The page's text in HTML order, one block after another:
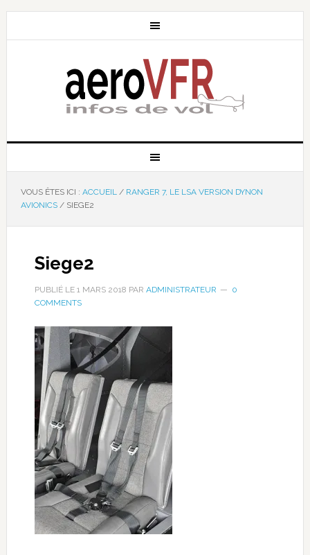
VOUS ÊTES ICI : ACCUEIL / RANGER 7, LE LSA VERSION DYNON
AVIONICS /SIEGE2
Siege2
PUBLIÉ LE 1 MARS 2018 PAR ADMINISTRATEUR
0
COMMENTS